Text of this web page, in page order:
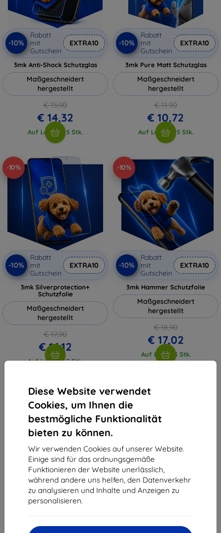
Diese Website verwendet
Cookies, um Ihnen die
bestmögliche Funktionalität
bieten zu können.
Wir verwenden Cookies auf unserer Website.
Einige sind für das ordnungsgemäße
Funktionieren der Website unerlässlich,
während andere uns helfen, den Datenverkehr
zu analysieren und Inhalte und Anzeigen zu
personalisieren.
-10%
Rabatt
mit
Gutschein
EXTRA10
3mk Anti-Shock Schutzglas
Maßgeschneidert
hergestellt
€ 15,90
€ 14,32
Auf Lager > 5 Stk.
-10%
Rabatt
mit
Gutschein
EXTRA10
3mk Pure Matt Schutzglas
Maßgeschneidert
hergestellt
€ 11,90
€ 10,72
Auf Lager > 5 Stk.
-10%
-10%
Rabatt
mit
Gutschein
EXTRA10
3mk Silverprotection+
Schutzfolie
Maßgeschneidert
hergestellt
€ 17,90
€ 16,12
Auf Lager > 5 Stk.
-10%
-10%
Rabatt
mit
Gutschein
EXTRA10
3mk Hammer Schutzfolie
Maßgeschneidert
hergestellt
€ 18,90
€ 17,02
Auf Lager 3 Stk.
vom ganzen
Shield-Sk s.r.o.